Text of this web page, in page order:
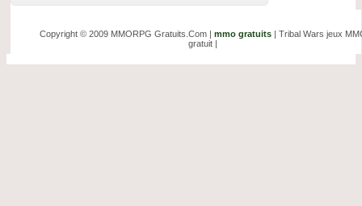
Copyright © 2009 MMORPG Gratuits.Com | mmo gratuits| Tribal Wars jeux
gratuit |